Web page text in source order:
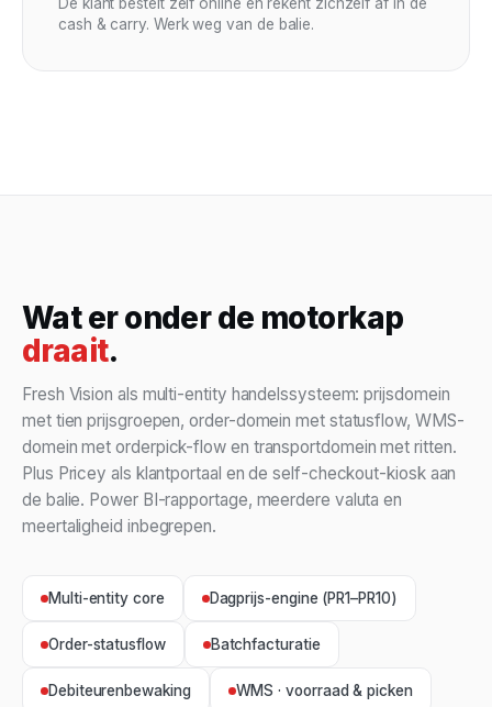
De klant bestelt zelf online en rekent zichzelf af in de
cash & carry. Werk weg van de balie.
Wat er onder de motorkap
draait.
Fresh Vision als multi-entity handelssysteem: prijsdomein
met tien prijsgroepen, order-domein met statusflow, WMS-
domein met orderpick-flow en transportdomein met ritten.
Plus Pricey als klantportaal en de self-checkout-kiosk aan
de balie. Power BI-rapportage, meerdere valuta en
meertaligheid inbegrepen.
Multi-entity core Dagprijs-engine (PR1–PR10)
Order-statusflow Batchfacturatie
Debiteurenbewaking WMS · voorraad & picken